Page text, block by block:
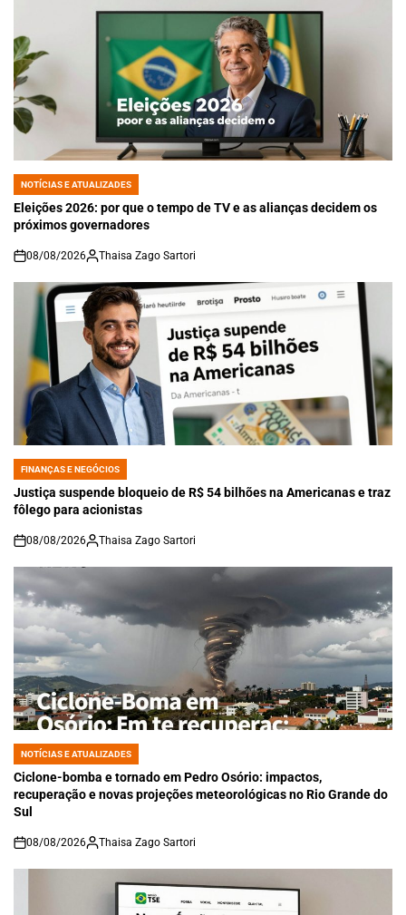
POSTED
IN
NOTÍCIAS E ATUALIZADES
Eleições 2026: por que o tempo de TV e as alianças decidem os
próximos governadores
on
08/08/2026 Thaisa Zago Sartori
POSTED
IN
FINANÇAS E NEGÓCIOS
Justiça suspende bloqueio de R$ 54 bilhões na Americanas e traz
fôlego para acionistas
on
08/08/2026 Thaisa Zago Sartori
POSTED
IN
NOTÍCIAS E ATUALIZADES
Ciclone-bomba e tornado em Pedro Osório: impactos,
recuperação e novas projeções meteorológicas no Rio Grande do
Sul
on
08/08/2026 Thaisa Zago Sartori